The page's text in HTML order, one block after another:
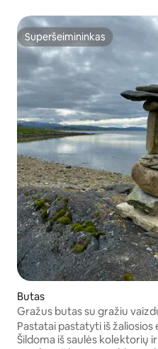
Superšeimininkas
Superšeimininkas
Butas
Gražus butas su gražiu
Tjeldsundet
Pastatai pastatyti iš žaliosios
Šildoma iš saulės kolektorių